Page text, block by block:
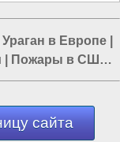
Ураган в Европе
Пожары в США|
сайта